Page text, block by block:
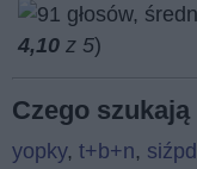
4,10 z 5)
Czego
yopky, t+b+n, siźpd